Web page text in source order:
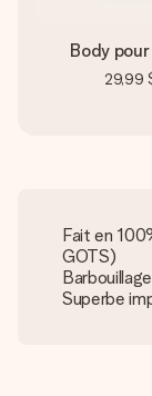
Body
29,99
Fait en
GOTS)
Superbe